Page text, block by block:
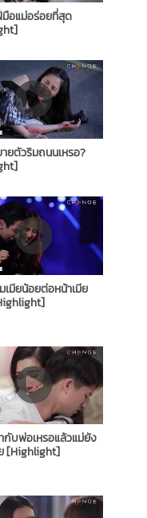
อแม่อร่อยที่สุด
ยตัวริมถนนเหรอ?
เมียน้อยต่อหน้าเมีย
กับพ่อเหรอแล้วแม่ยัง
[Highlight]